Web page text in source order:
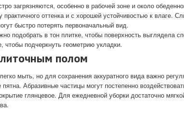
загрязняются, особенно в рабочей зоне и около
практичного оттенка и с хорошей устойчивостью к влаге.
быстро потерять первоначальный вид.
подобрать в тон плитке, чтобы поверхность выглядела
чтобы подчеркнуть геометрию укладки.
полом
мыть, но для сохранения аккуратного вида важно
Абразивные частицы могут постепенно
глянцевое. Для ежедневной уборки достаточно